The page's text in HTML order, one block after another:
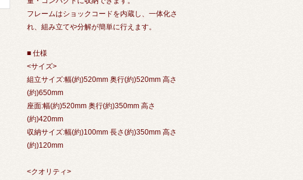
フレームはショックコードを内蔵し、一体化さ
れ、組み立てや分解が簡単に行えます。
■ 仕様
<サイズ>
組立サイズ:幅(約)520mm 奥行(約)520mm 高さ
(約)650mm
座面:幅(約)520mm 奥行(約)350mm 高さ
(約)420mm
収納サイズ:幅(約)100mm 長さ(約)350mm 高さ
(約)120mm
<クオリティ>